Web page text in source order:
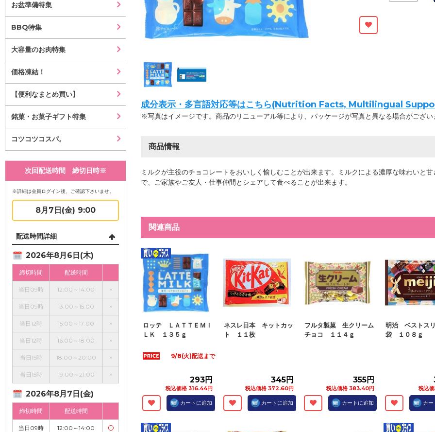
お盆準備特集
BBQ特集
大容量のお肉特集
価格凍結！
【便利なまとめ買い】
銘菓・お菓子ギフト特集
コツコツコスパ。
次回配送時間 締切日時※
※詳細は会員ログイン後、ご確認下さいませ。
8月7日(金) 9:00
配送時間詳細
2026年8月6日(木)
締切時間 配送時間
当日09時 12:00～14:00 ×
当日09時 13:00～15:00 ×
当日12時 15:00～17:00 ×
当日12時 16:00～18:00 ×
当日15時 18:00～20:00 ×
当日15時 19:00～21:00 ×
2026年8月7日(金)
締切時間 配送時間
当日09時 12:00～14:00 〇
成分表示・多言語対応等はこちら(Nutrition Facts, Multilingual
※写真はイメージです。商品のリニューアル等により、パッケージが写真と異なる場合がござい
商品情報
ミルクが主役のチョコレートをおいしく愉しむことが出来ます。ミルクによる濃厚な味わいと
で、ご家族やご友人・仕事仲間とシェアして食べることが出来ます。
関連商品
ロッテ ＬＡＴＴＥＭＩ
ＬＫ １３５ｇ
9/8(火)配送まで
293円
税込価格 316.44円
カートに追加
ネスレ日本 キットカッ
ト １１枚
345円
税込価格 372.60円
カートに追加
フルタ製菓 生クリーム
チョコ １１４ｇ
355円
税込価格 383.40円
カートに追加
明治 ベストス
袋 １０８ｇ
税込
カー